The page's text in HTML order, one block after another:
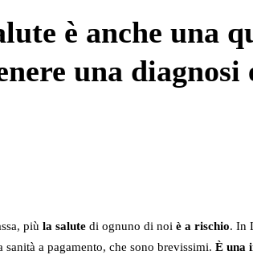
è anche una
una diagnosi
più la salutedi ognuno di noi è a rischio. In
sanità a pagamento, che sono brevissimi. È una